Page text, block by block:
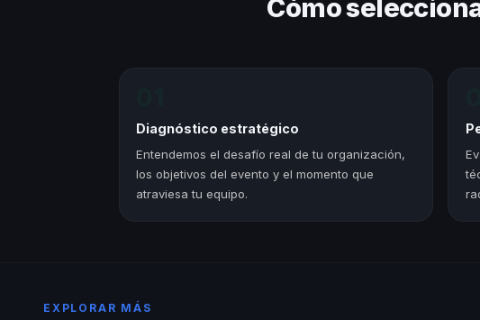
Cómo
Diagnóstico estratégico
Entendemos el desafío real de tu organización,
los objetivos del evento y el momento que
atraviesa tu equipo.
EXPLORAR MÁS